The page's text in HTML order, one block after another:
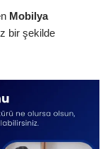
Mobilya
bir şekilde